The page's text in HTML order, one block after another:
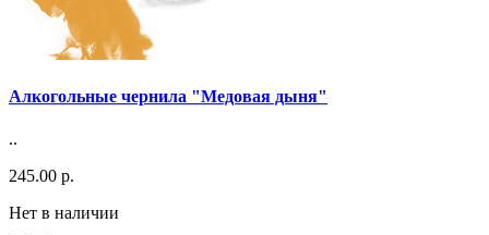
Алкогольные чернила "Медовая дыня"
..
245.00 р.
Нет в наличии